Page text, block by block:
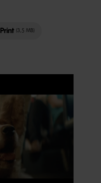
Print (3,5 MB)